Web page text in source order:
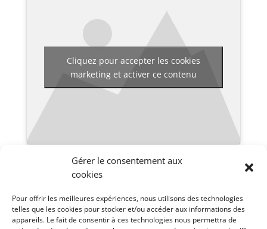
Gérer le consentement aux
cookies
Pour offrir les meilleures expériences, nous utilisons des technologies
telles que les cookies pour stocker et/ou accéder aux informations des
appareils. Le fait de consentir à ces technologies nous permettra de
Cliquez pour accepter les cookies
marketing et activer ce contenu
Pour voir les différentes vidéos disponibles pour ce
Notes du Camp Meeting Français :Notes